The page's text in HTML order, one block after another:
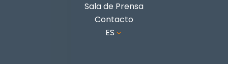
Sala de Prensa
Contacto
ES 3